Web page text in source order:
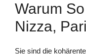
Warum
Nizza,
Sie sind die